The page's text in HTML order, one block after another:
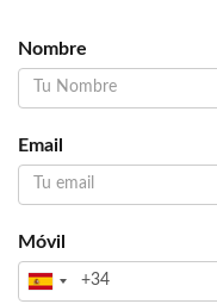
Nombre
Email
Móvil